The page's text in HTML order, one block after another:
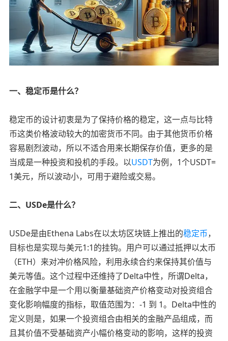
一、稳定币是什么？
稳定币的设计初衷是为了保持价格的稳定，这一点与比特
币这类价格波动较大的加密货币不同。由于其他货币价格
容易剧烈波动，所以不适合用来长期保存价值，更多的是
当成是一种投资和投机的手段。以USDT为例，1个USDT=
1美元，所以波动小，可用于避险或交易。
二、USDe是什么？
USDe是由Ethena Labs在以太坊区块链上推出的稳定币，
目标也是实现与美元1:1的挂钩。用户可以通过抵押以太币
（ETH）来对冲价格风险，利用永续合约来保持其价值与
美元等值。这个过程中还维持了Delta中性，所谓Delta，
在金融学中是一个用以衡量基础资产价格变动对投资组合
变化影响幅度的指标，取值范围为：-1 到 1。Delta中性的
定义则是，如果一个投资组合由相关的金融产品组成，而
且其价值不受基础资产小幅价格变动的影响，这样的投资